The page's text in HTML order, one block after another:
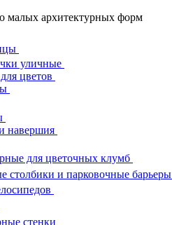
малых архитектурных форм
уличные
цветов
навершия
для цветочных клумб
столбики и парковочные барьеры
стенки